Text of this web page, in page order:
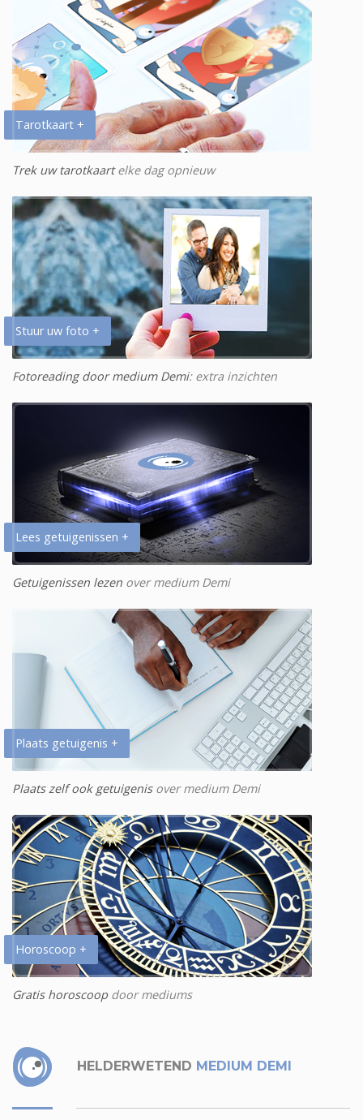
Tarotkaart +
Trek uw tarotkaartelke dag opnieuw
Stuur uw foto +
Fotoreading door medium Demi: extra inzichten
Lees getuigenissen +
Getuigenissen lezen over medium Demi
Plaats getuigenis +
Plaats zelf ook getuigenisover medium Demi
Horoscoop +
Gratis horoscoopdoor mediums
HELDERWETEND MEDIUM DEMI